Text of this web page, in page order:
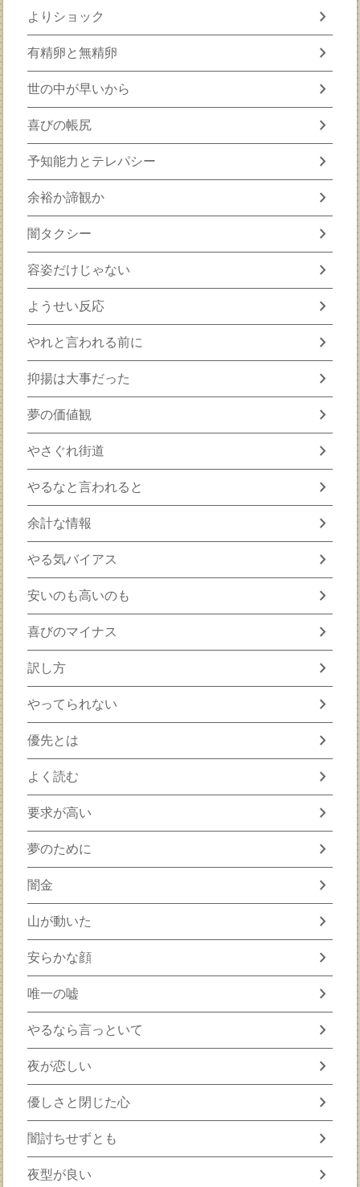
よりショック chevron_right
有精卵と無精卵 chevron_right
世の中が早いから chevron_right
喜びの帳尻 chevron_right
予知能力とテレパシー chevron_right
余裕か諦観か chevron_right
闇タクシー chevron_right
容姿だけじゃない chevron_right
ようせい反応 chevron_right
やれと言われる前に chevron_right
抑揚は大事だった chevron_right
夢の価値観 chevron_right
やさぐれ街道 chevron_right
やるなと言われると chevron_right
余計な情報 chevron_right
やる気バイアス chevron_right
安いのも高いのも chevron_right
喜びのマイナス chevron_right
訳し方 chevron_right
やってられない chevron_right
優先とは chevron_right
よく読む chevron_right
要求が高い chevron_right
夢のために chevron_right
闇金 chevron_right
山が動いた chevron_right
安らかな顔 chevron_right
唯一の嘘 chevron_right
やるなら言っといて chevron_right
夜が恋しい chevron_right
優しさと閉じた心 chevron_right
闇討ちせずとも chevron_right
夜型が良い chevron_right